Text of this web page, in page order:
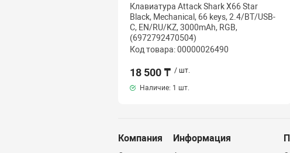
Клавиатура Attack Shark X66 Star
Black, Mechanical, 66 keys, 2.4/BT/USB-
C, EN/RU/KZ, 3000mAh, RGB,
(6972792470504)
Код товара: 00000026490
18 500 ₸ / шт.
Наличие: 1 шт.
Компания Информация